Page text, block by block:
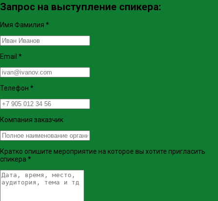
Запрос на выступление спикера:
Имя Фамилия *
Email *
Телефон *
Компания заказчик
Кратко опишите мероприятие на которое вы хотите пригласить
спикера *